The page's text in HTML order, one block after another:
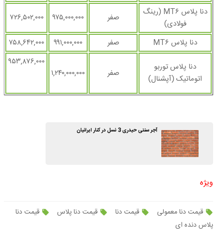
دنا پلاس MT۶ (رینگ
فولادی)
صفر ۹۷۵,۰۰۰,۰۰۰ ۷۲۶,۵۰۲,۰۰۰
دنا پلاس MT۶ صفر ۹۹۱,۰۰۰,۰۰۰
۷۵۸,۶۴۲,۰۰۰
دنا پلاس توربو
اتوماتیک (آپشنال)
صفر ۱,۲۴۰,۰۰۰,۰۰۰
۹۵۳,۸۷۶,۰۰۰
آجر سنتی حیدری 3 نسل در کنار ایرانیان
ویژه
قیمت دنا معمولی قیمت دنا قیمت دنا پلاس
قیمت دنا
پلاس دنده ای